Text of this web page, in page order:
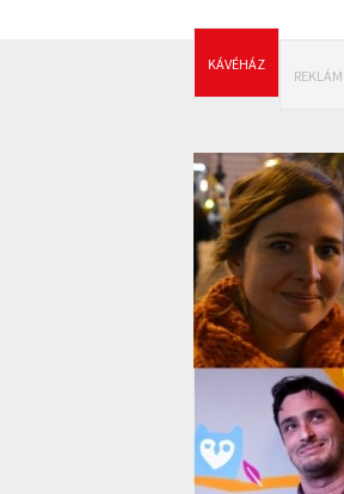
KÁVÉHÁZ